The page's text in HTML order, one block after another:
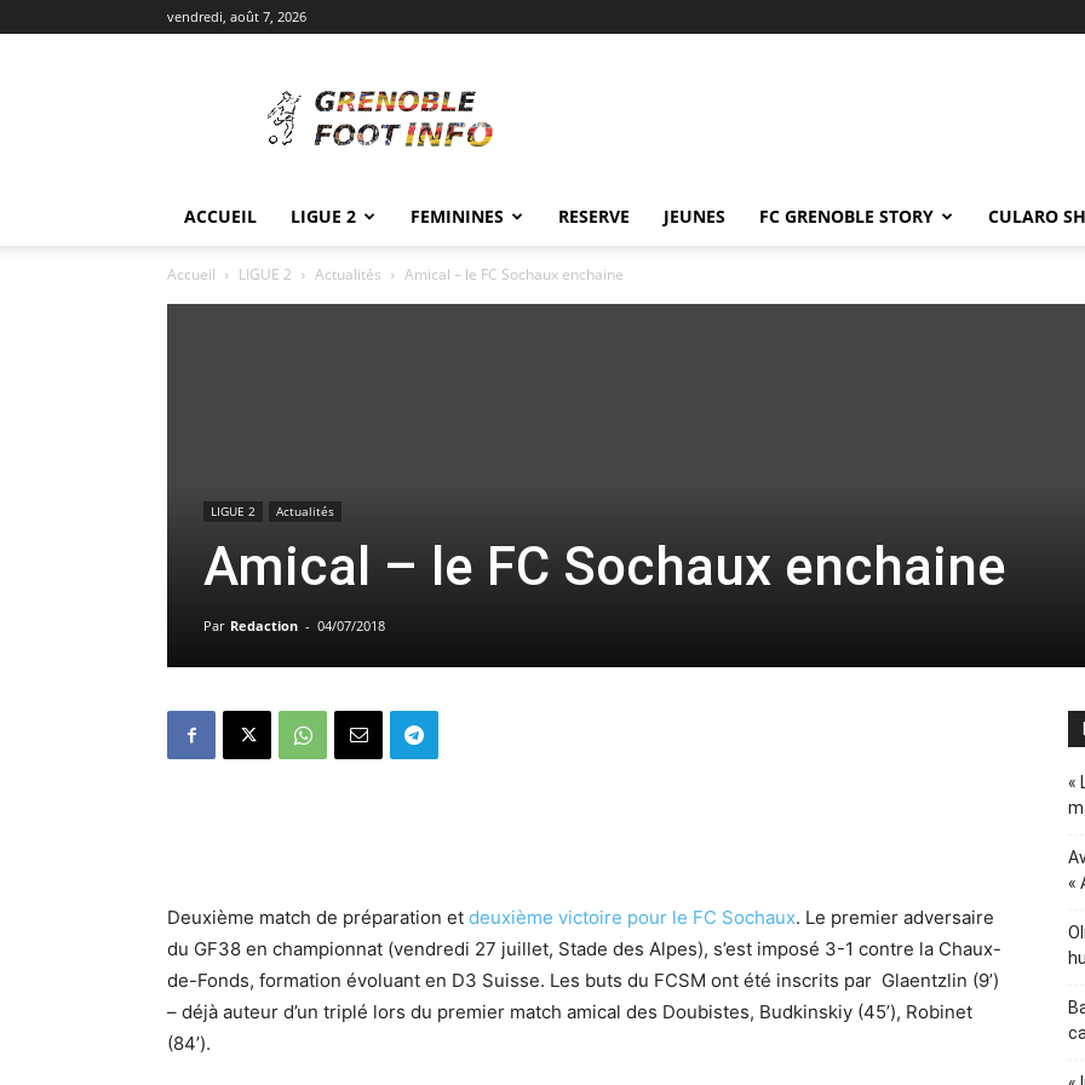
vendredi, août 7, 2026
Foot
Info
ACCUEIL LIGUE 2 FEMININES RESERVE JEUNES FC GRENOBLE STORY CULARO
Accueil LIGUE 2 Actualités Amical – le FC Sochaux enchaine
LIGUE 2 Actualités
Amical – le FC Sochaux enchaine
Par Redaction - 04/07/2018
Deuxième match de préparation et deuxième victoire pour le FC Sochaux. Le premier adversaire
du GF38 en championnat (vendredi 27 juillet, Stade des Alpes), s’est imposé 3-1 contre la Chaux-
de-Fonds, formation évoluant en D3 Suisse. Les buts du FCSM ont été inscrits par Glaentzlin (9’)
– déjà auteur d’un triplé lors du premier match amical des Doubistes, Budkinskiy (45’), Robinet
(84’).
«
«